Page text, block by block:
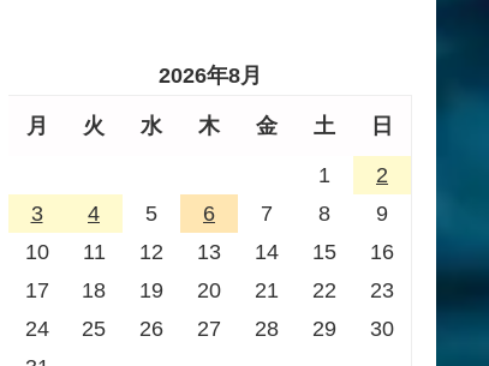
2026年8月
月 火 水 木 金 土 日
1
2
3
4 5 6 7 8
9
10
11 12 13 14 15
16
17
18 19 20 21 22
23
24
25 26 27 28 29
30